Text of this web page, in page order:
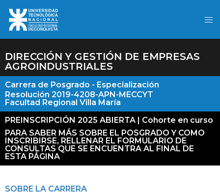
DIRECCIÓN Y GESTIÓN DE EMPRESAS
AGROINDUSTRIALES
Carrera de Posgrado - Especialización
Resolución 2019-4208-APN-MECCYT
Facultad Regional Villa María
PREINSCRIPCIÓN 2025 ABIERTA | Cohorte en curso
PARA SABER MÁS SOBRE EL POSGRADO Y COMO
INSCRIBIRSE, RELLENAR EL FORMULARIO DE
CONSULTAS QUE SE ENCUENTRA AL FINAL DE
ESTA PÁGINA
SOBRE LA CARRERA